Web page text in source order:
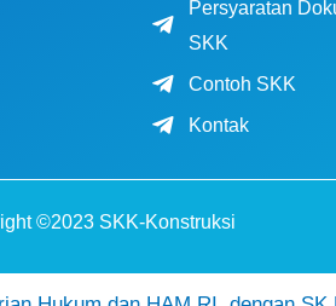
Persyaratan
SKK
Contoh SKK
Kontak
©2023 SKK-Konstruksi